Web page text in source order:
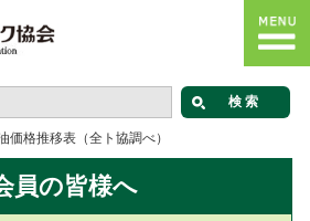
価格推移表（全ト協調べ）
員の皆様へ